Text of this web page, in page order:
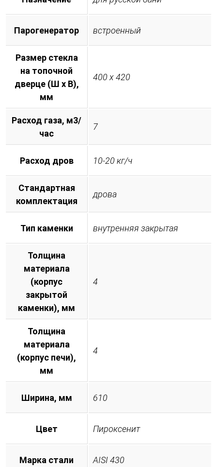
Парогенератор встроенный
Размер стекла
на топочной
дверце (Ш х В),
мм
400 х 420
Расход газа, м3/
час
7
Расход дров 10-20 кг/ч
Стандартная
комплектация
дрова
Тип каменки внутренняя закрытая
Толщина
материала
(корпус
закрытой
каменки), мм
4
Толщина
материала
(корпус печи),
мм
4
Ширина, мм 610
Цвет Пироксенит
Марка стали AISI 430